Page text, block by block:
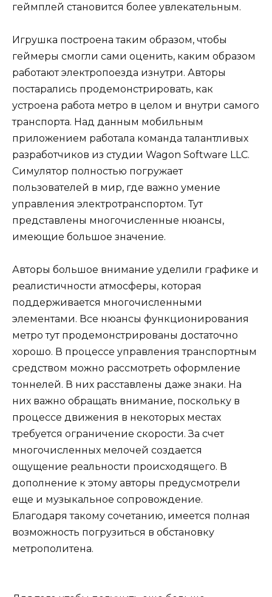
геймплей становится более увлекательным.
Игрушка построена таким образом, чтобы
геймеры смогли сами оценить, каким образом
работают электропоезда изнутри. Авторы
постарались продемонстрировать, как
устроена работа метро в целом и внутри самого
транспорта. Над данным мобильным
приложением работала команда талантливых
разработчиков из студии Wagon Software LLC.
Симулятор полностью погружает
пользователей в мир, где важно умение
управления электротранспортом. Тут
представлены многочисленные нюансы,
имеющие большое значение.
Авторы большое внимание уделили графике и
реалистичности атмосферы, которая
поддерживается многочисленными
элементами. Все нюансы функционирования
метро тут продемонстрированы достаточно
хорошо. В процессе управления транспортным
средством можно рассмотреть оформление
тоннелей. В них расставлены даже знаки. На
них важно обращать внимание, поскольку в
процессе движения в некоторых местах
требуется ограничение скорости. За счет
многочисленных мелочей создается
ощущение реальности происходящего. В
дополнение к этому авторы предусмотрели
еще и музыкальное сопровождение.
Благодаря такому сочетанию, имеется полная
возможность погрузиться в обстановку
метрополитена.